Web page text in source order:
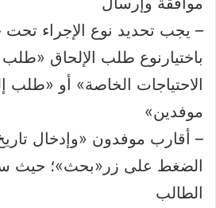
– يجب تحديد نوع الإجراء تحت
باختيارنوع طلب الإلحاق
الاحتياجات الخاصة» أو «طلب
موفدين»
– أقارب موفدون «وإدخال تاريخ
الضغط على زر«بحث»؛ حيث
الطالب